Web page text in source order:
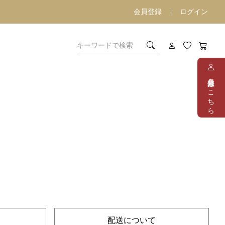
会員登録 ログイン
配送について
会員登録はこちら